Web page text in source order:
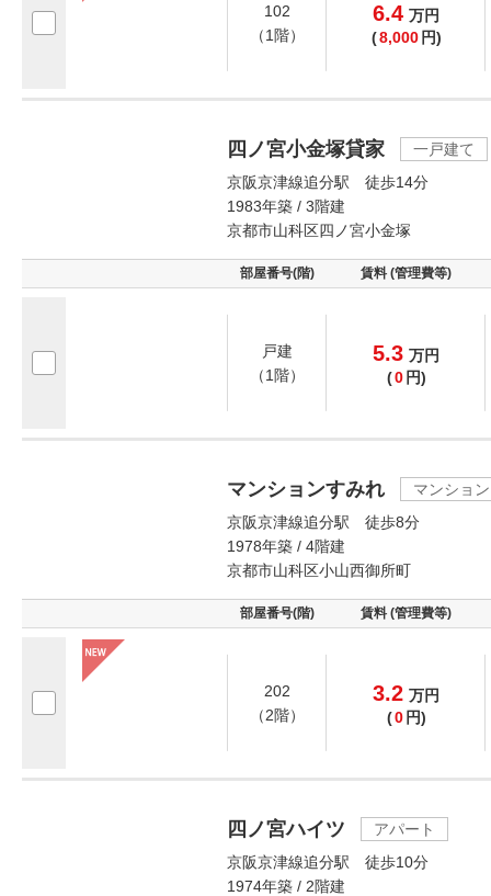
102
（1階）
6.4 万円
(8,000 円)
四ノ宮小金塚貸家
一戸建て
京阪京津線追分駅 徒歩14分
1983年築 / 3階建
京都市山科区四ノ宮小金塚
部屋番号(階) 賃料 (管理費等)
戸建
（1階）
5.3 万円
(0 円)
マンションすみれ
マンション
京阪京津線追分駅 徒歩8分
1978年築 / 4階建
京都市山科区小山西御所町
部屋番号(階) 賃料 (管理費等)
202
（2階）
3.2 万円
(0 円)
四ノ宮ハイツ
アパート
京阪京津線追分駅 徒歩10分
1974年築 / 2階建